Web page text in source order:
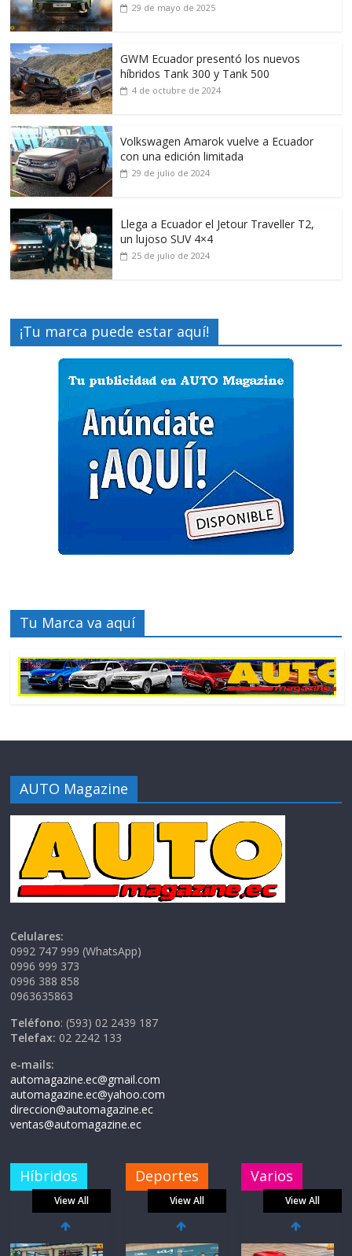
29 de mayo de 2025
GWM Ecuador presentó los nuevos
híbridos Tank 300 y Tank 500
4 de octubre de 2024
Volkswagen Amarok vuelve a Ecuador
con una edición limitada
29 de julio de 2024
Llega a Ecuador el Jetour Traveller T2,
un lujoso SUV 4×4
25 de julio de 2024
¡Tu marca puede estar aquí!
Tu Marca va aquí
AUTO Magazine
Celulares:
0992 747 999 (WhatsApp)
0996 999 373
0996 388 858
0963635863
Teléfono: (593) 02 2439 187
Telefax: 02 2242 133
e-mails:
automagazine.ec@gmail.com
automagazine.ec@yahoo.com
direccion@automagazine.ec
ventas@automagazine.ec
Híbridos
View All
Deportes
View All
Varios
View All